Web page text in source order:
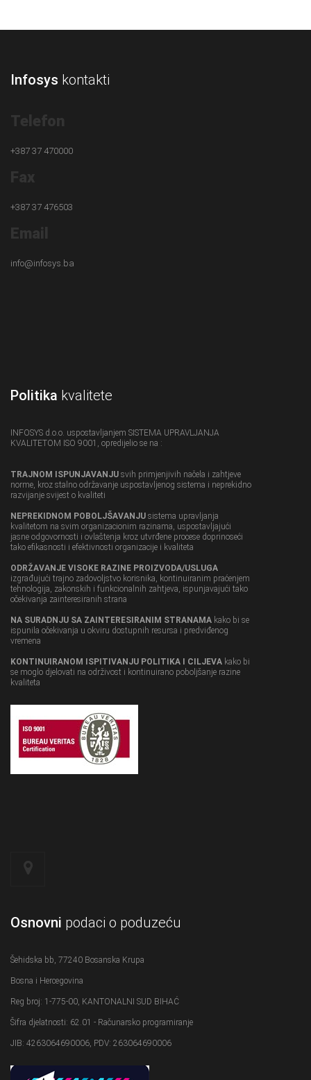
Infosys kontakti
Telefon
+387 37 470000
Fax
+387 37 476503
Email
info@infosys.ba
Politika kvalitete
INFOSYS d.o.o. uspostavljanjem SISTEMA UPRAVLJANJA
KVALITETOM ISO 9001, opredijelio se na :
TRAJNOM ISPUNJAVANJU svih primjenjivih načela i zahtjeve
norme, kroz stalno održavanje uspostavljenog sistema i neprekidno
razvijanje svijest o kvaliteti
NEPREKIDNOM POBOLJŠAVANJU sistema upravljanja
kvalitetom na svim organizacionim razinama, uspostavljajući
jasne odgovornosti i ovlaštenja kroz utvrđene procese doprinoseći
tako efikasnosti i efektivnosti organizacije i kvaliteta
ODRŽAVANJE VISOKE RAZINE PROIZVODA/USLUGA
izgrađujući trajno zadovoljstvo korisnika, kontinuiranim praćenjem
tehnologija, zakonskih i funkcionalnih zahtjeva, ispunjavajući tako
očekivanja zainteresiranih strana
NA SURADNJU SA ZAINTERESIRANIM STRANAMA kako bi se
ispunila očekivanja u okviru dostupnih resursa i predviđenog
vremena
KONTINUIRANOM ISPITIVANJU POLITIKA I CILJEVA kako bi
se moglo djelovati na održivost i kontinuirano poboljšanje razine
kvaliteta
Osnovni podaci o poduzeću
Šehidska bb, 77240 Bosanska Krupa
Bosna i Hercegovina
Reg broj: 1-775-00, KANTONALNI SUD BIHAĆ
Šifra djelatnosti: 62.01 - Računarsko programiranje
JIB: 4263064690006, PDV: 263064690006